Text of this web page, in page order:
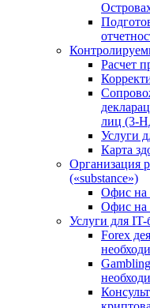
Расчет
лиц (3-
Услуги
Карта
Организация
(«substance»)
Офис на
Офис на
Услуги для IT-
Forex